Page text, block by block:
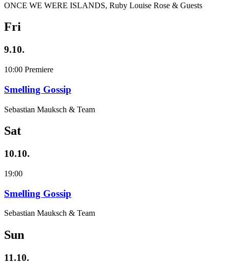
ONCE WE WERE ISLANDS, Ruby Louise Rose & Guests
Fri
9.10.
10:00 Premiere
Smelling Gossip
Sebastian Mauksch & Team
Sat
10.10.
19:00
Smelling Gossip
Sebastian Mauksch & Team
Sun
11.10.